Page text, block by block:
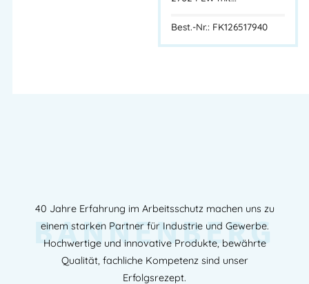
Best.-Nr.: FK126517940
40 Jahre Erfahrung im Arbeitsschutz machen uns zu
einem starken Partner für Industrie und Gewerbe.
Hochwertige und innovative Produkte, bewährte
Qualität, fachliche Kompetenz sind unser
Erfolgsrezept.
BANNENBERG